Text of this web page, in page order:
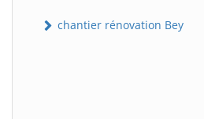
chantier rénovation Bey